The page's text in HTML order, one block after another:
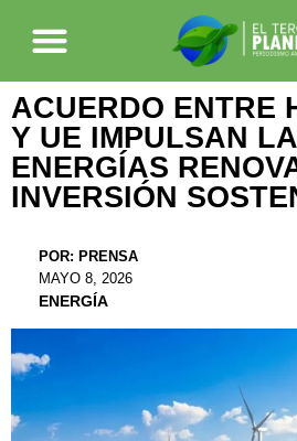
ACUERDO ENTRE
Y UE IMPULSAN
ENERGÍAS
INVERSIÓN
POR: PRENSA
MAYO 8, 2026
ENERGÍA